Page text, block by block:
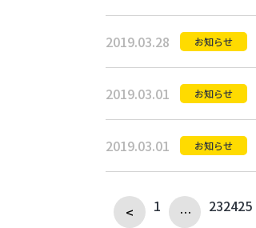
2019.03.28 お知らせ
2019.03.01 お知らせ
2019.03.01 お知らせ
< 1 … 232425